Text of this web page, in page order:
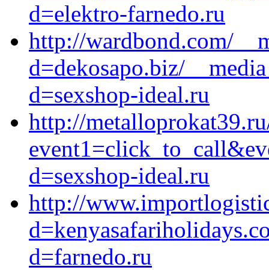
d=elektro-farnedo.ru
http://wardbond.com/
d=dekosapo.biz/
d=sexshop-ideal.ru
http://
d=sexshop-ideal.ru
http://
d=farnedo.ru